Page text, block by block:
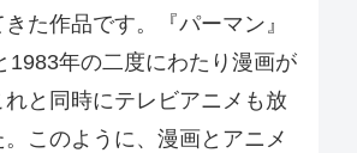
た作品です。『パーマン』
1983年の二度にわたり漫画が
と同時にテレビアニメも放
このように、漫画とアニメ